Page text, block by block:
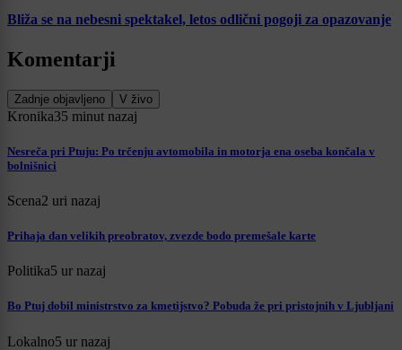
Bliža se na nebesni spektakel, letos odlični pogoji za opazovanje
Komentarji
Zadnje objavljeno V živo
Kronika35 minut nazaj
Nesreča pri Ptuju: Po trčenju avtomobila in motorja ena oseba končala v
bolnišnici
Scena2 uri nazaj
Prihaja dan velikih preobratov, zvezde bodo premešale karte
Politika5 ur nazaj
Bo Ptuj dobil ministrstvo za kmetijstvo? Pobuda že pri pristojnih v Ljubljani
Lokalno5 ur nazaj